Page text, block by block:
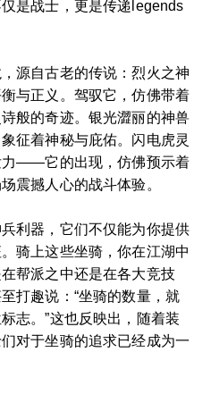
是战士，更是传递legends
源自古老的传说：烈火之神
与正义。驾驭它，仿佛带着
般的奇迹。银光澀丽的神兽
征着神秘与庇佑。闪电虎灵
力——它的出现，仿佛预示着
震撼人心的战斗体验。
利器，它们不仅能为你提供
骑上这些坐骑，你在江湖中
帮派之中还是在各大竞技
打趣说：“坐骑的数量，就
志。”这也反映出，随着装
对于坐骑的追求已经成为一